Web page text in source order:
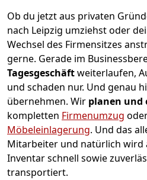
Ob du jetzt aus privaten
nach Leipzig umziehst oder
Wechsel des Firmensitzes
gerne. Gerade im
Tagesgeschäftweiterlaufen,
und schaden nur. Und genau
übernehmen. Wir planen und
kompletten Firmenumzug
Möbeleinlagerung. Und das
Mitarbeiter und natürlich wird
Inventar schnell sowie
transportiert.